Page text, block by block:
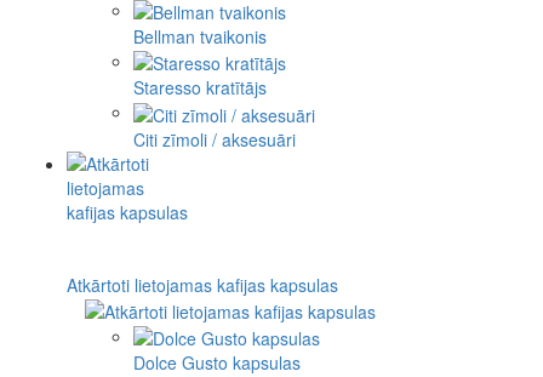
Bellman tvaikonis
Staresso kratītājs
Citi zīmoli / aksesuāri
Atkārtoti lietojamas kafijas kapsulas
Dolce Gusto kapsulas